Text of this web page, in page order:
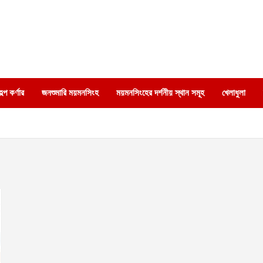
কর্ণার জনশুমারি ময়মনসিংহ ময়মনসিংহের দর্শনীয় স্থান সমূহ খেলাধুলা